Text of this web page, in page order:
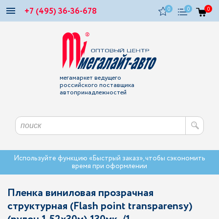
+7 (495) 36-36-678 0 0 0
мегамаркет ведущего
российского поставщика
автопринадлежностей
Используйте функцию «Быстрый заказ», чтобы сэкономить
время при оформлении
Пленка виниловая прозрачная
структурная (Flash point transparensy)